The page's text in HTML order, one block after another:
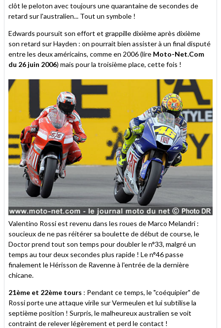
clôt le peloton avec toujours une quarantaine de secondes de
retard sur l'australien... Tout un symbole !
Edwards poursuit son effort et grappille dixième après dixième
son retard sur Hayden : on pourrait bien assister à un final disputé
entre les deux américains, comme en 2006 (lire Moto-Net.Com
du 26 juin 2006) mais pour la troisième place, cette fois !
Valentino Rossi est revenu dans les roues de Marco Melandri :
soucieux de ne pas réitérer sa boulette de début de course, le
Doctor prend tout son temps pour doubler le n°33, malgré un
temps au tour deux secondes plus rapide ! Le n°46 passe
finalement le Hérisson de Ravenne à l'entrée de la dernière
chicane.
21ème et 22ème tours : Pendant ce temps, le "coéquipier" de
Rossi porte une attaque virile sur Vermeulen et lui subtilise la
septième position ! Surpris, le malheureux australien se voit
contraint de relever légèrement et perd le contact !